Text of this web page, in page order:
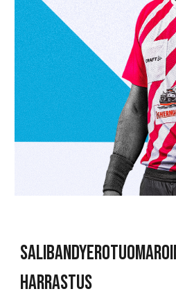
HARRASTUS